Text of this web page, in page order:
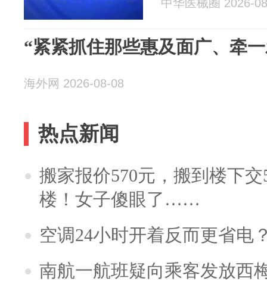
中华医械圈 2026-
“紧紧抓住那些惠及面广、牵
海外网 2026-08-08
热点新闻
搬家报价570元，搬到楼下
楼！女子傻眼了……
空调24小时开着反而更省电
南航一航班疑向乘客发放西